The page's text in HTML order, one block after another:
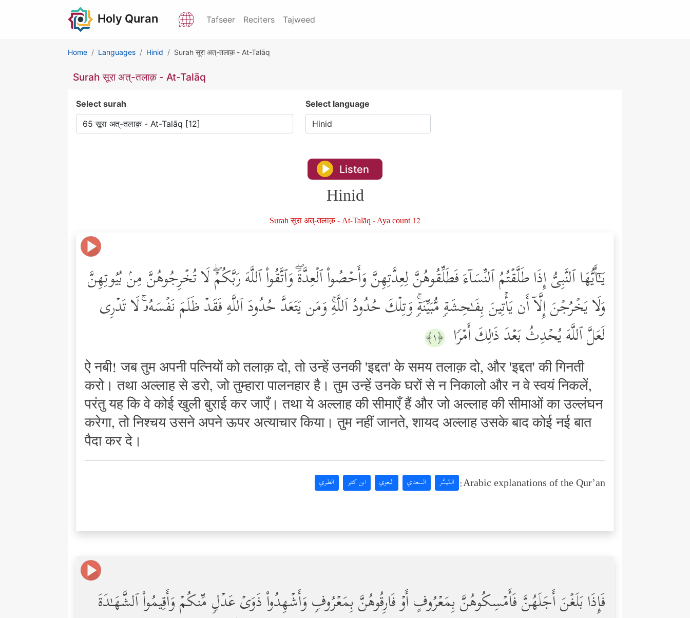
Holy Quran Tafseer Reciters Tajweed
Home Languages Hinid Surah सूरा अत्-तलाक़ - At-Talāq
Surah सूरा अत्-तलाक़ - At-Talāq
Select surah Select language
Listen
Hinid
Surah सूरा अत्-तलाक़ - At-Talāq - Aya count 12
یَـٰۤأَیُّهَا ٱلنَّبِیُّ إِذَا طَلَّقۡتُمُ ٱلنِّسَاۤءَ فَطَلِّقُوهُنَّ لِعِدَّتِهِنَّ وَأَحۡصُواْ ٱلۡعِدَّةَۖ وَٱتَّقُواْ ٱللَّهَ رَبَّكُمۡۖ لَا تُخۡرِجُوهُنَّ مِنۢ بُیُوتِهِنَّ
وَلَا یَخۡرُجۡنَ إِلَّاۤ أَن یَأۡتِینَ بِفَـٰحِشَةࣲ مُّبَیِّنَةࣲۚ وَتِلۡكَ حُدُودُ ٱللَّهِۚ وَمَن یَتَعَدَّ حُدُودَ ٱللَّهِ فَقَدۡ ظَلَمَ نَفۡسَهُۥۚ لَا تَدۡرِی
لَعَلَّ ٱللَّهَ یُحۡدِثُ بَعۡدَ ذَ ٰ⁠لِكَ أَمۡرࣰا ﴿١﴾
ऐ नबी! जब तुम अपनी पत्नियों को तलाक़ दो, तो उन्हें उनकी 'इद्दत' के समय तलाक़ दो, और 'इद्दत' की गिनती
करो। तथा अल्लाह से डरो, जो तुम्हारा पालनहार है। तुम उन्हें उनके घरों से न निकालो और न वे स्वयं निकलें,
परंतु यह कि वे कोई खुली बुराई कर जाएँ। तथा ये अल्लाह की सीमाएँ हैं और जो अल्लाह की सीमाओं का उल्लंघन
करेगा, तो निश्चय उसने अपने ऊपर अत्याचार किया। तुम नहीं जानते, शायद अल्लाह उसके बाद कोई नई बात
पैदा कर दे।
Arabic explanations of the Qur’an: المُيسَّر السعدي البغوي ابن كثير الطبري
فَإِذَا بَلَغۡنَ أَجَلَهُنَّ فَأَمۡسِكُوهُنَّ بِمَعۡرُوفٍ أَوۡ فَارِقُوهُنَّ بِمَعۡرُوفࣲ وَأَشۡهِدُواْ ذَوَیۡ عَدۡلࣲ مِّنكُمۡ وَأَقِیمُواْ ٱلشَّهَـٰدَةَ